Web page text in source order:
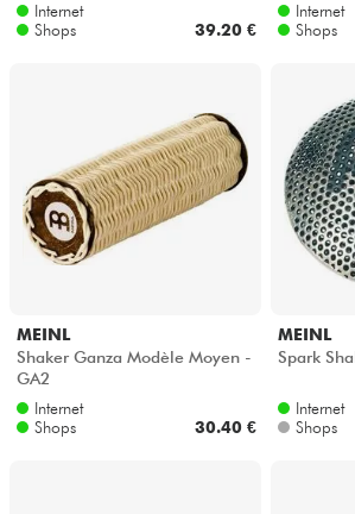
Internet
Shops
39.20 €
Internet
Shops
MEINL
Shaker Ganza Modèle Moyen -
GA2
Internet
Shops
30.40 €
MEINL
Spark
Internet
Shops